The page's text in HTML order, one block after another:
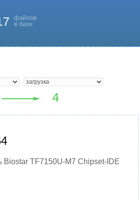
файлов
в базе
Biostar TF7150U-M7 Chipset-IDE